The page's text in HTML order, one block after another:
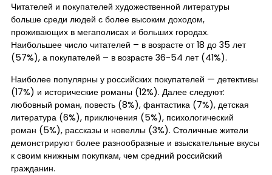
Читателей и покупателей художественной литературы
больше среди людей с более высоким доходом,
проживающих в мегаполисах и больших городах.
Наибольшее число читателей – в возрасте от 18 до 35 лет
(57%), а покупателей – в возрасте 36-54 лет (41%).
Наиболее популярны у российских покупателей — детективы
(17%) и исторические романы (12%). Далее следуют:
любовный роман, повесть (8%), фантастика (7%), детская
литература (6%), приключения (5%), психологический
роман (5%), рассказы и новеллы (3%). Столичные жители
демонстрируют более разнообразные и взыскательные вкусы
к своим книжным покупкам, чем средний российский
гражданин.